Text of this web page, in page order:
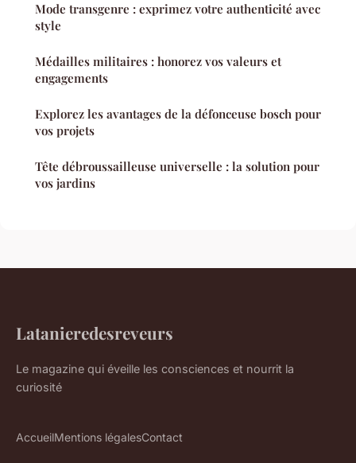
Mode transgenre : exprimez votre authenticité avec
style
Médailles militaires : honorez vos valeurs et
engagements
Explorez les avantages de la défonceuse bosch pour
vos projets
Tête débroussailleuse universelle : la solution pour
vos jardins
Latanieredesreveurs
Le magazine qui éveille les consciences et nourrit la
curiosité
AccueilMentions légalesContact